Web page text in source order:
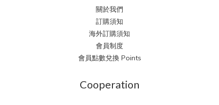
關於我們
訂購須知
海外訂購須知
會員制度
會員點數兌換 Points
Cooperation